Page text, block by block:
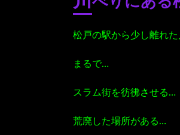
松戸の駅から少し離れ
まるで…
スラム街を彷彿させる…
荒廃した場所がある…